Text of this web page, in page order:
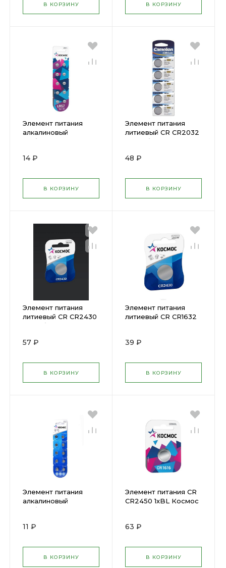
В КОРЗИНУ В КОРЗИНУ
Элемент питания
алкалиновый
"таблетка" AG12 LR43
14 ₽
В КОРЗИНУ
Элемент питания
литиевый CR CR2032
BL-5 (блист.5шт)
)48 ₽
В КОРЗИНУ
Элемент питания
литиевый CR CR2430
1хBL (блист.1шт)
KOCR24301BL (
57 ₽
В КОРЗИНУ
Элемент питания
литиевый CR CR1632
494818 )
39 ₽
В КОРЗИНУ
Элемент питания
алкалиновый
"таблетка" AG6 LR69
KOCG6(LR69)10BL(
11 ₽
В КОРЗИНУ
Элемент питания CR
CR2450 1хBL Космос
63 ₽
В КОРЗИНУ